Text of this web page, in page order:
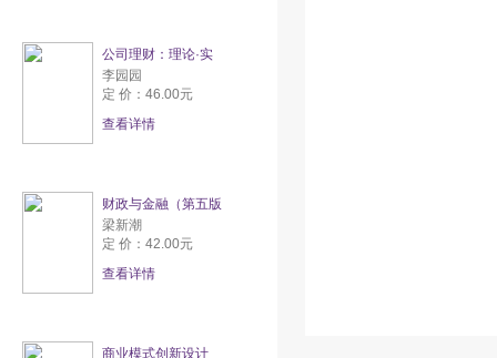
公司理财：理论·实
李园园
定 价：46.00元
查看详情
财政与金融（第五版
梁新潮
定 价：42.00元
查看详情
商业模式创新设计